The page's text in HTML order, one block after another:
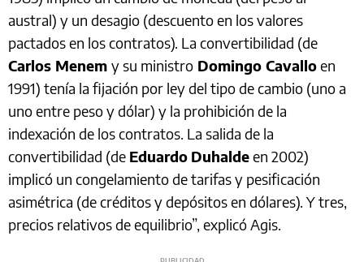
austral) y un desagio (descuento en los valores
pactados en los contratos). La convertibilidad (de
Carlos Menem y su ministro Domingo Cavalloen
1991) tenía la fijación por ley del tipo de cambio (uno a
uno entre peso y dólar) y la prohibición de la
indexación de los contratos. La salida de la
convertibilidad (de Eduardo Duhaldeen 2002)
implicó un congelamiento de tarifas y pesificación
asimétrica (de créditos y depósitos en dólares). Y tres,
precios relativos de equilibrio”, explicó Agis.